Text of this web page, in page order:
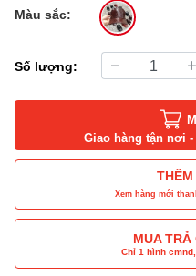
Màu sắc:
Số lượng:
Giao hàng tận nơi
Xem hàng mới
MUA TRẢ
Chỉ 1 hình